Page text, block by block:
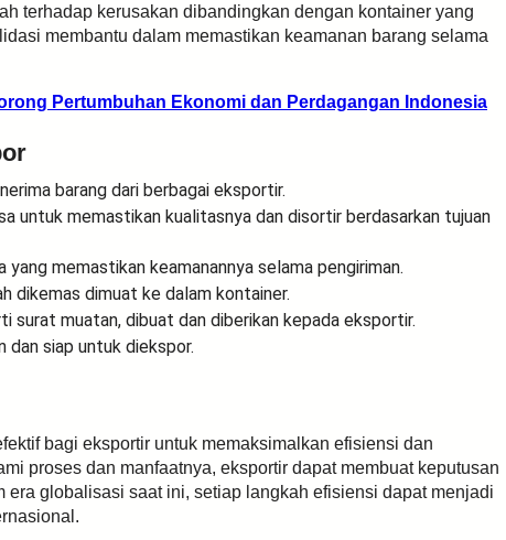
terhadap kerusakan dibandingkan dengan kontainer yang
membantu dalam memastikan keamanan barang selama
Pertumbuhan Ekonomi dan Perdagangan Indonesia
barang dari berbagai eksportir.
untuk memastikan kualitasnya dan disortir berdasarkan tujuan
yang memastikan keamanannya selama pengiriman.
dikemas dimuat ke dalam kontainer.
surat muatan, dibuat dan diberikan kepada eksportir.
dan siap untuk diekspor.
bagi eksportir untuk memaksimalkan efisiensi dan
proses dan manfaatnya, eksportir dapat membuat keputusan
globalisasi saat ini, setiap langkah efisiensi dapat menjadi